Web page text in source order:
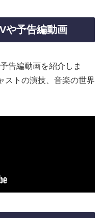
や予告編動画
告編動画を紹介しま
ストの演技、音楽の世界